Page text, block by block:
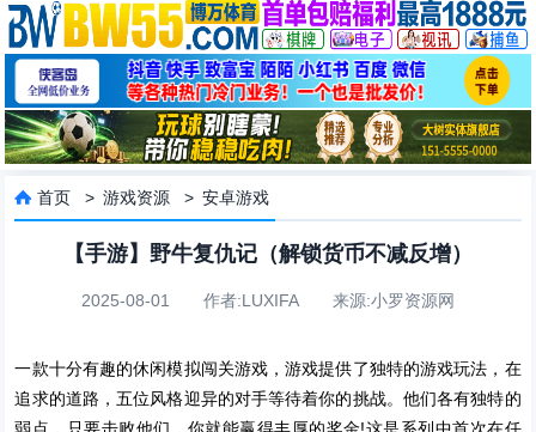
 首页 >游戏资源 >安卓游戏
【手游】野牛复仇记（解锁货币不减反增）
2025-08-01 作者:LUXIFA 来源:小罗资源网
一款十分有趣的休闲模拟闯关游戏，游戏提供了独特的游戏玩法，在
追求的道路，五位风格迎异的对手等待着你的挑战。他们各有独特的